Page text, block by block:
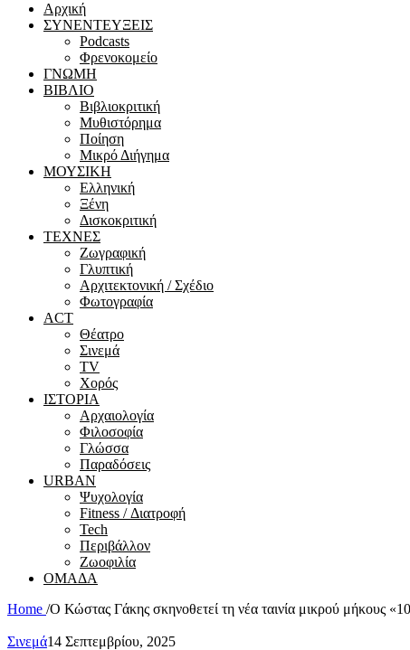
Αρχική
ΣΥΝΕΝΤΕΥΞΕΙΣ
Podcasts
Φρενοκομείο
ΓΝΩΜΗ
ΒΙΒΛΙΟ
Βιβλιοκριτική
Μυθιστόρημα
Ποίηση
Μικρό Διήγημα
ΜΟΥΣΙΚΗ
Ελληνική
Ξένη
Δισκοκριτική
ΤΕΧΝΕΣ
Ζωγραφική
Γλυπτική
Αρχιτεκτονική / Σχέδιο
Φωτογραφία
ACT
Θέατρο
Σινεμά
ΤV
Χορός
ΙΣΤΟΡΙΑ
Αρχαιολογία
Φιλοσοφία
Γλώσσα
Παραδόσεις
URBAN
Ψυχολογία
Fitness / Διατροφή
Tech
Περιβάλλον
Ζωοφιλία
ΟΜΑΔΑ
Home /Ο Κώστας Γάκης σκηνοθετεί τη νέα ταινία μικρού μήκους
Σινεμά14 Σεπτεμβρίου, 2025